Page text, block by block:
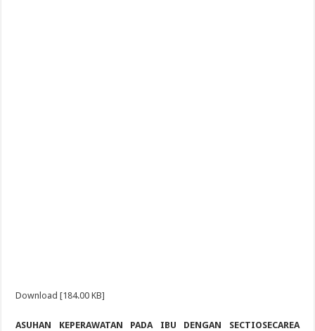
Download [184.00 KB]
ASUHAN KEPERAWATAN PADA IBU DENGAN SECTIOSECAREA